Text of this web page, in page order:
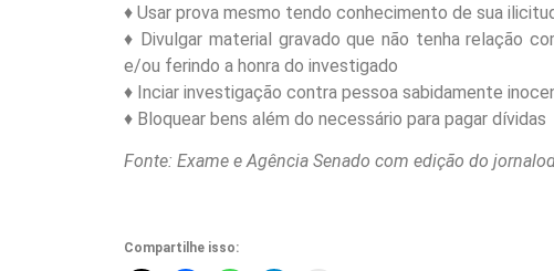
♦ Usar prova mesmo tendo conhecimento de sua
♦ Divulgar material gravado que não tenha relação
e/ou ferindo a honra do investigado
♦ Inciar investigação contra pessoa sabidamente
♦ Bloquear bens além do necessário para pagar dívidas
Fonte: Exame e Agência Senado com edição do
Compartilhe isso: